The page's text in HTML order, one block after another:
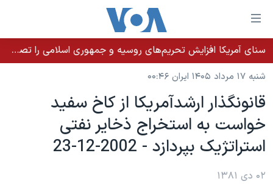
لینکهای
قابل
دسترسی
جهش
محتوای
اصلی
جهش
به
صفحه
خانه
نسخه سبک وب‌سایت
موضوع ها
ایران
آمریکا
جهان
برنامه های تلویزیونی
جدول برنامه ها
صفحه‌های ویژه
سنای آمریکا افزایش تحریم‌های روسیه و جمهوری اسلامی را تصویب کرد؛ زلنسکی از این اقدام تشکر کرد
شنبه ۱۷ مرداد ۱۴۰۵ ایران ۰۰:۴۶
قانونگذار ارشدآمريکا از کاخ سفيد
خواست به استخراج ذخاير نفتی
استراتژيک بپردازد - 2002-12-23
۰۲ دی ۱۳۸۱